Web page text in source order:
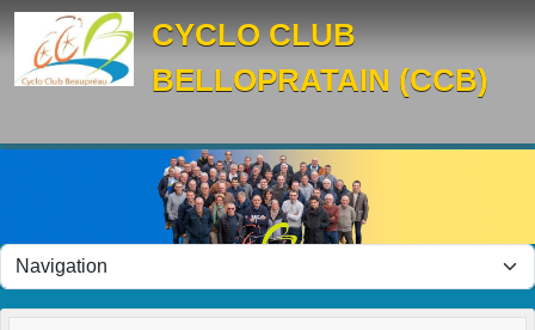
CYCLO CLUB
BELLOPRATAIN (CCB)
Panneau de gestion des cookies